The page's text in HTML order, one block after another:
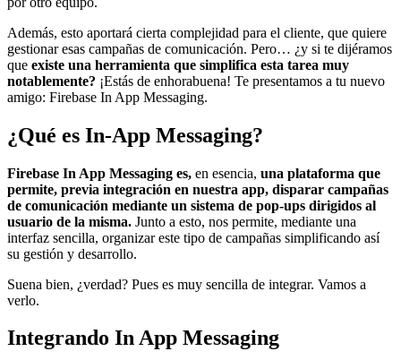
Además, esto aportará cierta complejidad para el cliente, que quiere
gestionar esas campañas de comunicación. Pero… ¿y si te dijéramos
que existe una herramienta que simplifica esta tarea muy
notablemente? ¡Estás de enhorabuena! Te presentamos a tu nuevo
amigo: Firebase In App Messaging.
¿Qué es In-App Messaging?
Firebase In App Messaging es, en esencia, una plataforma que
permite, previa integración en nuestra app, disparar campañas
de comunicación mediante un sistema de pop-ups dirigidos al
usuario de la misma. Junto a esto, nos permite, mediante una
interfaz sencilla, organizar este tipo de campañas simplificando así
su gestión y desarrollo.
Suena bien, ¿verdad? Pues es muy sencilla de integrar. Vamos a
verlo.
Integrando In App Messaging